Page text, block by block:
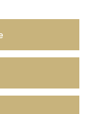
pliki cookies.